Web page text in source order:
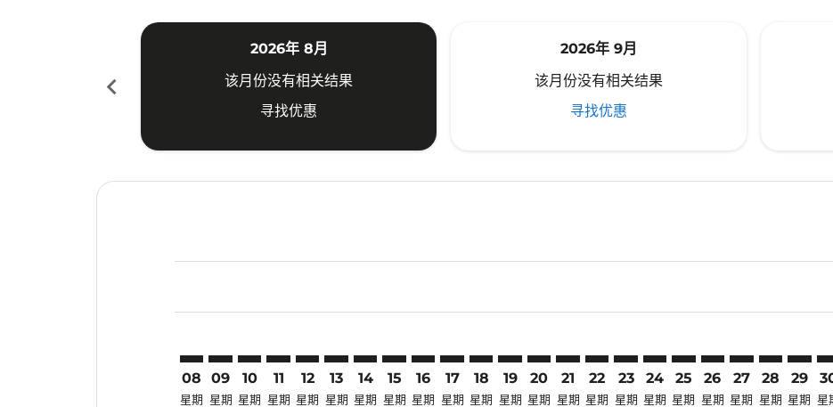
chevron_left
2026年 8月
该月份没有相关结果
寻找优惠
2026年 9月
该月份没有相关结果
寻找优惠
08
星期
09
星期
10
星期
11
星期
12
星期
13
星期
14
星期
15
星期
16
星期
17
星期
18
星期
19
星期
20
星期
21
星期
TSN–VTZ: cmp-view-offers-disclaimer.
22
星期
TSN–VTZ: cmp-view-offers-
23
星期
TSN–VTZ: cmp-view-offers-
24
星期
TSN–VTZ: cmp-view-
25
星期
TSN–VTZ: cmp-
26
星期
TSN–VTZ:
27
星期
28
星期
29
星期 星